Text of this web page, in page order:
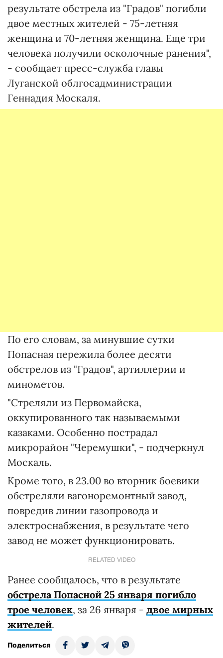
результате обстрела из "Градов" погибли
двое местных жителей - 75-летняя
женщина и 70-летняя женщина. Еще три
человека получили осколочные ранения",
- сообщает пресс-служба главы
Луганской облгосадминистрации
Геннадия Москаля.
По его словам, за минувшие сутки
Попасная пережила более десяти
обстрелов из "Градов", артиллерии и
минометов.
"Стреляли из Первомайска,
оккупированного так называемыми
казаками. Особенно пострадал
микрорайон "Черемушки", - подчеркнул
Москаль.
Кроме того, в 23.00 во вторник боевики
обстреляли вагоноремонтный завод,
повредив линии газопровода и
электроснабжения, в результате чего
завод не может функционировать.
RELATED VIDEO
Ранее сообщалось, что в результате
обстрела Попасной 25 января погибло
трое человек, за 26 января - двое мирных
жителей.
Поделиться